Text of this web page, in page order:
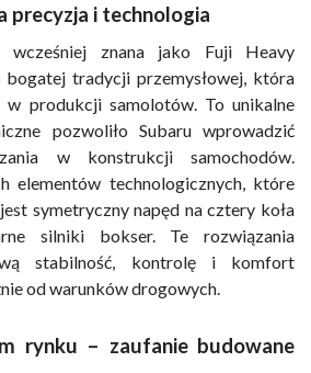
precyzja i technologia
wcześniej znana jako Fuji Heavy
tradycji przemysłowej, która
w produkcji samolotów. To unikalne
pozwoliło Subaru wprowadzić
w konstrukcji samochodów.
elementów technologicznych, które
symetryczny napęd na cztery koła
silniki bokser. Te rozwiązania
stabilność, kontrolę i komfort
od warunków drogowych.
rynku – zaufanie budowane